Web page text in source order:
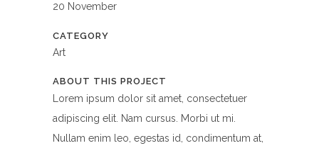
20 November
CATEGORY
Art
ABOUT THIS PROJECT
Lorem ipsum dolor sit amet, consectetuer
adipiscing elit. Nam cursus. Morbi ut mi.
Nullam enim leo, egestas id, condimentum at,